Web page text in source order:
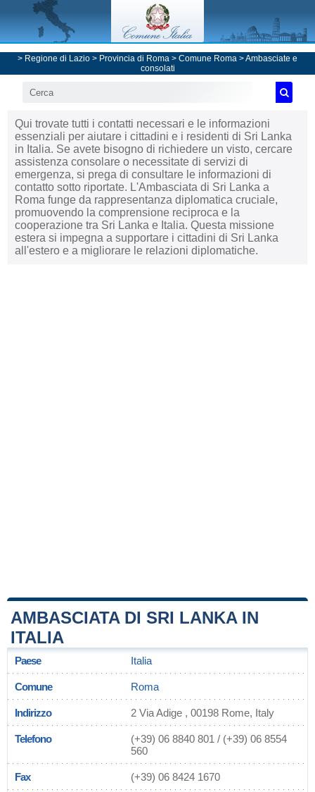
> Regione di Lazio > Provincia di Roma > Comune Roma >Ambasciate e
consolati
Qui trovate tutti i contatti necessari e le informazioni
essenziali per aiutare i cittadini e i residenti di Sri Lanka
in Italia. Se avete bisogno di richiedere un visto, cercare
assistenza consolare o necessitate di servizi di
emergenza, si prega di consultare le informazioni di
contatto sotto riportate. L'Ambasciata di Sri Lanka a
Roma funge da rappresentanza diplomatica cruciale,
promuovendo la comprensione reciproca e la
cooperazione tra Sri Lanka e Italia. Questa missione
estera si impegna a supportare i cittadini di Sri Lanka
all'estero e a migliorare le relazioni diplomatiche.
AMBASCIATA DI SRI LANKA IN
ITALIA
Paese Italia
Comune Roma
Indirizzo 2 Via Adige , 00198 Rome, Italy
Telefono
(+39) 06 8840 801 / (+39) 06 8554
560
Fax (+39) 06 8424 1670